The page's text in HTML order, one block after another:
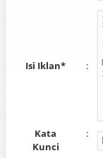
Isi Iklan* :
Kata
Kunci
: